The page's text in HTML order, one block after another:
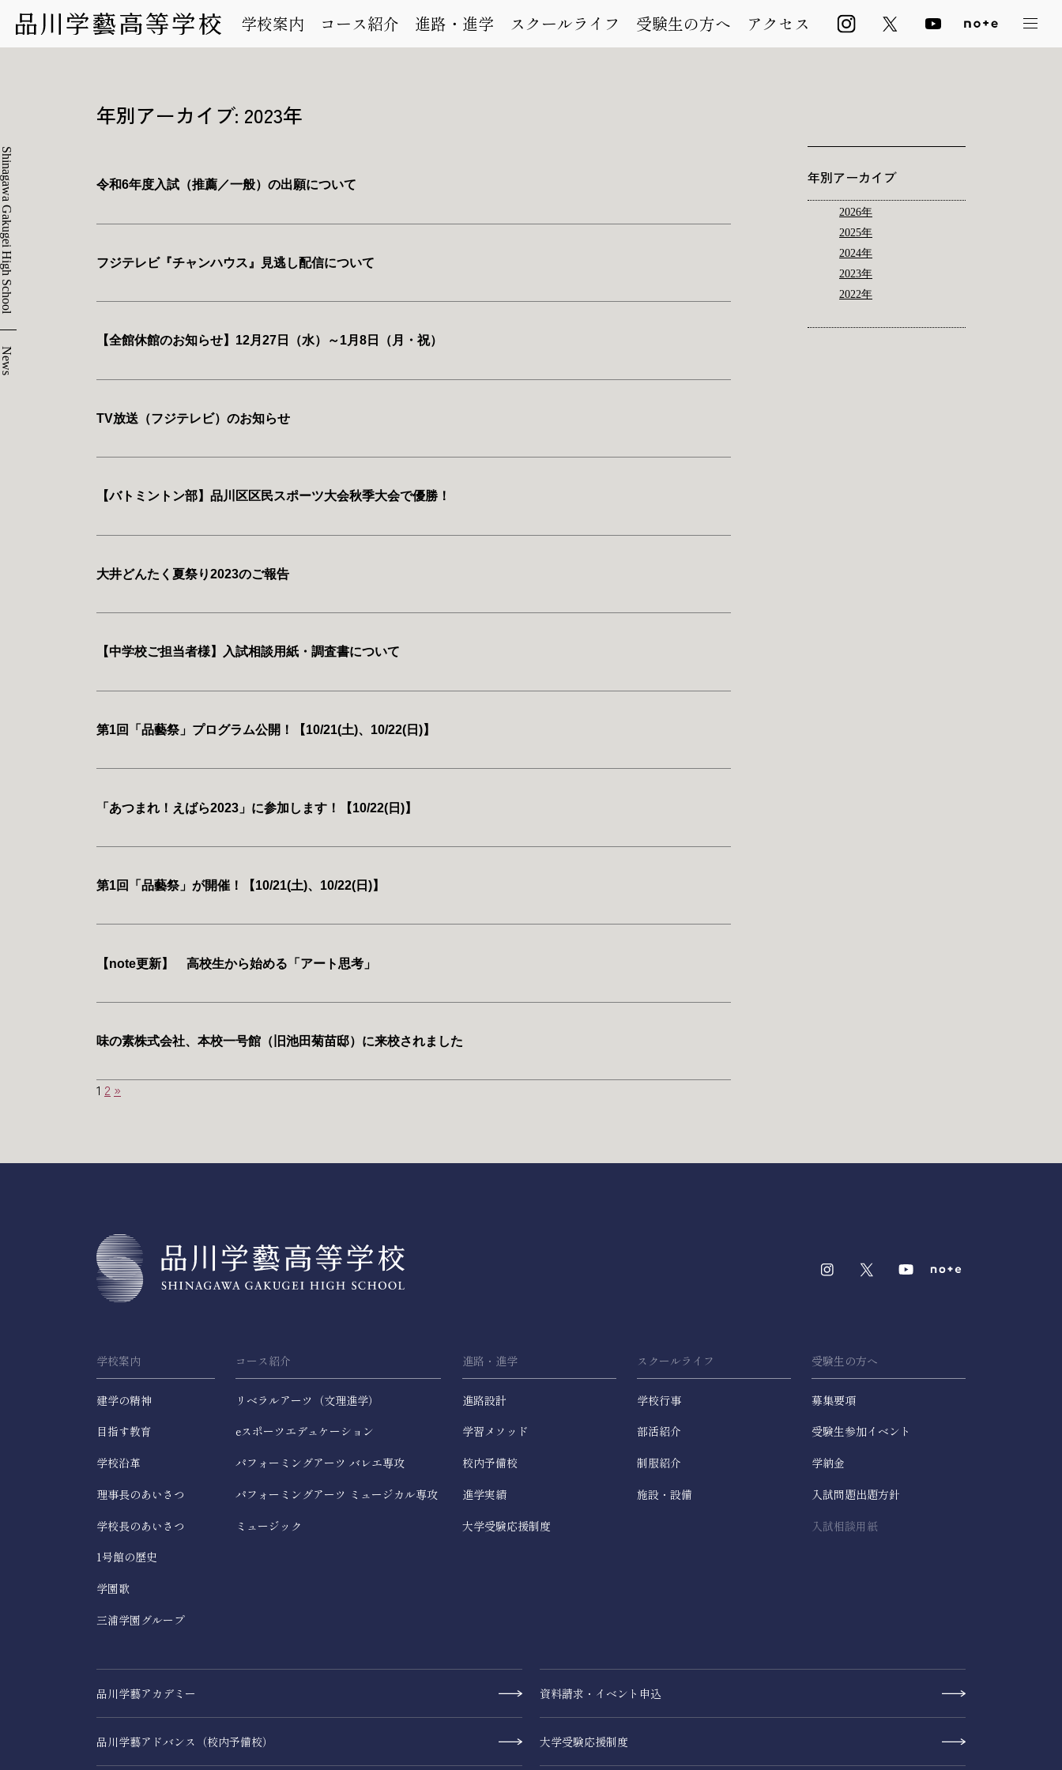
年別アーカイブ: 2023年
令和6年度入試（推薦／一般）の出願について
フジテレビ『チャンハウス』見逃し配信について
【全館休館のお知らせ】12月27日（水）～1月8日（月・祝）
TV放送（フジテレビ）のお知らせ
【バトミントン部】品川区区民スポーツ大会秋季大会で優勝！
大井どんたく夏祭り2023のご報告
【中学校ご担当者様】入試相談用紙・調査書について
第1回「品藝祭」プログラム公開！【10/21(土)、10/22(日)】
「あつまれ！えばら2023」に参加します！【10/22(日)】
第1回「品藝祭」が開催！【10/21(土)、10/22(日)】
【note更新】 高校生から始める「アート思考」
味の素株式会社、本校一号館（旧池田菊苗邸）に来校されました
1 2 »
年別アーカイブ
2026年
2025年
2024年
2023年
2022年
Shinagawa Gakugei High School
News
学校案内 コース紹介 進路・進学 スクールライフ 受験生の方へ アクセス
学校案内
建学の精神
目指す教育
学校沿革
理事長のあいさつ
学校長のあいさつ
1号館の歴史
学園歌
三浦学園グループ
コース紹介
リベラルアーツ（文理進学）
eスポーツエデュケーション
パフォーミングアーツ バレエ専攻
パフォーミングアーツ ミュージカル専攻
ミュージック
進路・進学
進路設計
学習メソッド
校内予備校
進学実績
大学受験応援制度
スクールライフ
学校行事
部活紹介
制服紹介
施設・設備
受験生の方へ
募集要項
受験生参加イベント
学納金
入試問題出題方針
入試相談用紙
品川学藝アカデミー
品川学藝アドバンス（校内予備校）
資料請求・イベント申込
大学受験応援制度